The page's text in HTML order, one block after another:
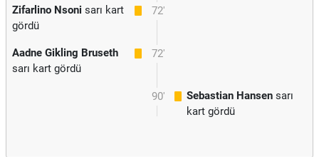
72'
Zifarlino Nsoni sarı kart
gördü
72'
Aadne Gikling Bruseth
sarı kart gördü
90' Sebastian Hansen sarı
kart gördü